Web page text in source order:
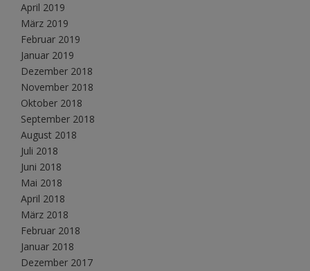
April 2019
März 2019
Februar 2019
Januar 2019
Dezember 2018
November 2018
Oktober 2018
September 2018
August 2018
Juli 2018
Juni 2018
Mai 2018
April 2018
März 2018
Februar 2018
Januar 2018
Dezember 2017